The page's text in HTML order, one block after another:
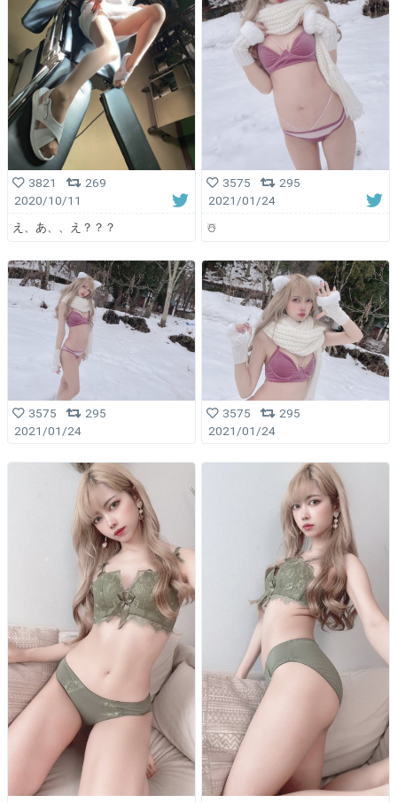
3821
269
2020/10/11
え、あ、、え？？？
3575
295
2021/01/24
☃️
3575
295
2021/01/24
3575
295
2021/01/24